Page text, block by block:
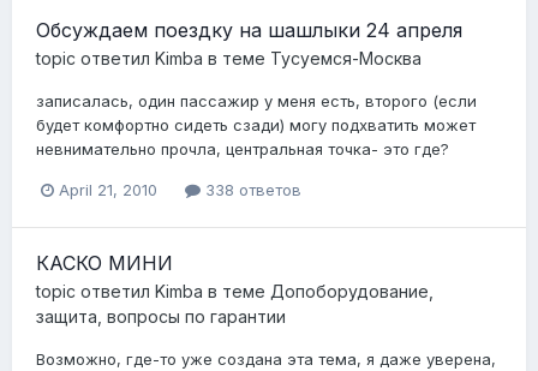
Обсуждаем поездку на шашлыки 24 апреля
topic ответил Kimba в теме Тусуемся-Москва
записалась, один пассажир у меня есть, второго (если
будет комфортно сидеть сзади) могу подхватить может
невнимательно прочла, центральная точка- это где?
April 21, 2010 338 ответов
КАСКО МИНИ
topic ответил Kimba в теме Допоборудование,
защита, вопросы по гарантии
Возможно, где-то уже создана эта тема, я даже уверена,